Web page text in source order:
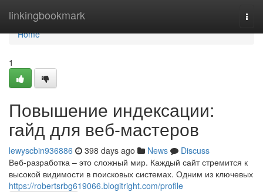
linkingbookmark
Home
Home
1
Повышение индексации:
гайд для веб-мастеров
lewyscbin936886 398 days ago News
Discuss
Веб-разработка – это сложный мир. Каждый сайт стремится к
высокой видимости в поисковых системах. Одним из ключевых
https://robertsrbg619066.blogitright.com/profile